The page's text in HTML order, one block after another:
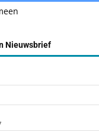
Nieuwsbrief